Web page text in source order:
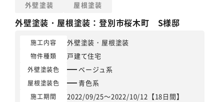
外壁塗装 屋根塗装
外壁塗装 ・ 屋根塗装 ：登別市桜木町 S様邸
施工内容 外壁塗装 ・ 屋根塗装
物件種類 戸建て住宅
外壁塗装色 ベージュ系
屋根塗装色 青色系
施工期間 2022/09/25～2022/10/12【18日間】